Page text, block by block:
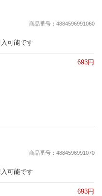
商品番号：4884596991060
可能です
693円
商品番号：4884596991070
可能です
693円